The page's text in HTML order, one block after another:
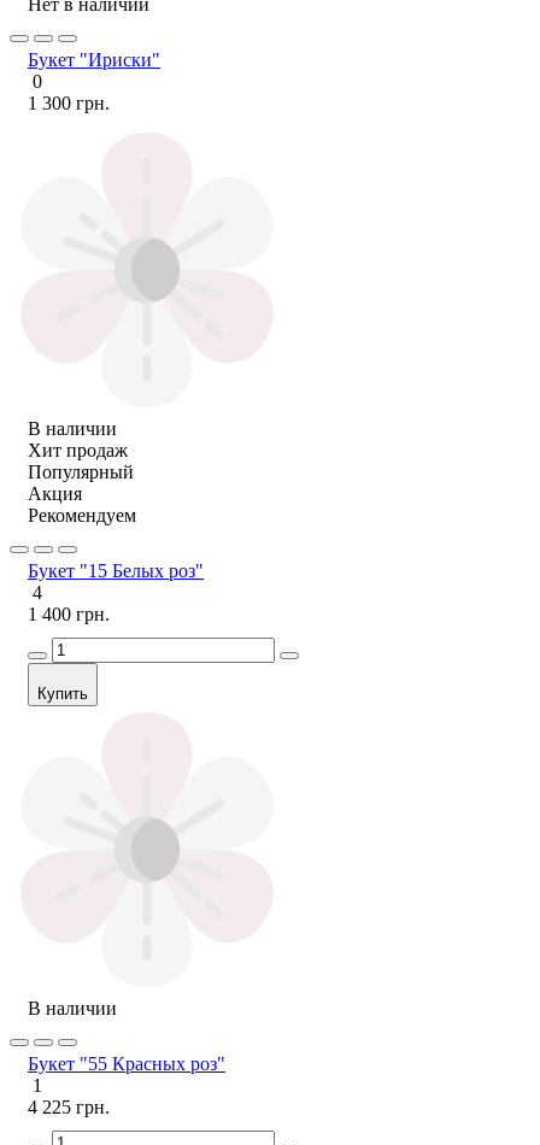
Букет "Ириски"
0
1 300 грн.
В наличии
Хит продаж
Популярный
Акция
Рекомендуем
Букет "15 Белых роз"
4
1 400 грн.
Купить
В наличии
Букет "55 Красных роз"
1
4 225 грн.